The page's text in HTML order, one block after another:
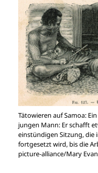
Tätowieren auf Samoa:
jungen Mann: Er schafft
einstündigen Sitzung, die
fortgesetzt wird, bis die
picture-alliance/Mary